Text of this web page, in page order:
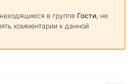
в группе Гости, не
комментарии к данной